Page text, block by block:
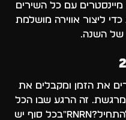
עם כל השירים
ליצור אווירה מושלמת
של השנה.
אנחנו עוצרים את הזמן ומקבלים את
זה הרגע שבו הכל
מתחיל מחדש – אתם מוכנים להתחיל?rnrn"בכל סוף יש